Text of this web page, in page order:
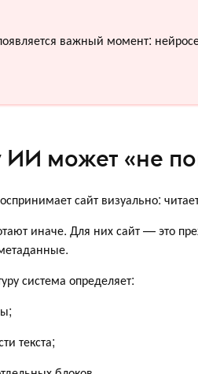
важный момент:
может «не
сайт визуально:
иначе. Для них сайт — это
система определяет:
текста;